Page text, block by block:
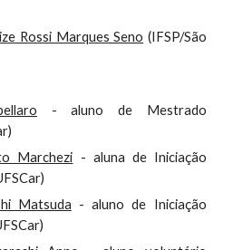
Rossi Marques Seno (IFSP/São
- aluno de Mestrado
Marchezi - aluna de Iniciação
Matsuda - aluno de Iniciação